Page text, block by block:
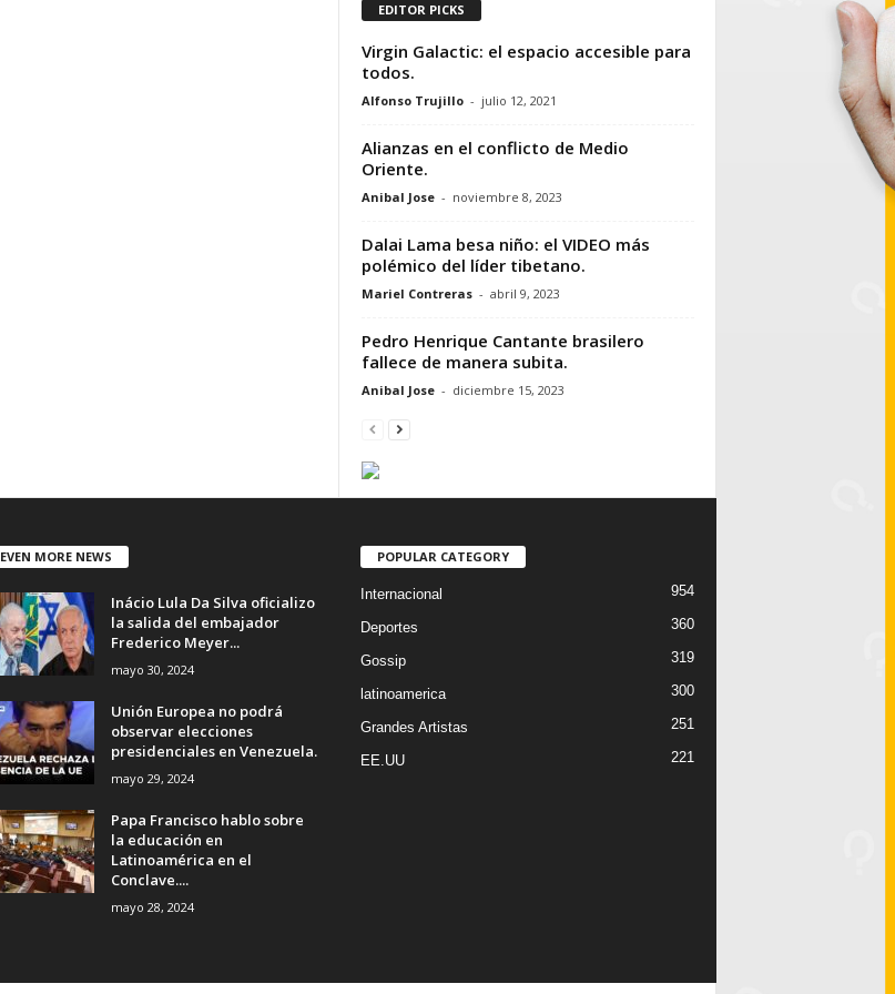
EDITOR PICKS
Virgin Galactic: el espacio accesible para
todos.
Alfonso Trujillo - julio 12, 2021
Alianzas en el conflicto de Medio
Oriente.
Anibal Jose - noviembre 8, 2023
Dalai Lama besa niño: el VIDEO más
polémico del líder tibetano.
Mariel Contreras - abril 9, 2023
Pedro Henrique Cantante brasilero
fallece de manera subita.
Anibal Jose - diciembre 15, 2023
EVEN MORE NEWS
Inácio Lula Da Silva oficializo
la salida del embajador
Frederico Meyer...
mayo 30, 2024
Unión Europea no podrá
observar elecciones
presidenciales en Venezuela.
mayo 29, 2024
Papa Francisco hablo sobre
la educación en
Latinoamérica en el
Conclave....
mayo 28, 2024
POPULAR CATEGORY
Internacional 954
Deportes 360
Gossip 319
latinoamerica 300
Grandes Artistas 251
EE.UU 221